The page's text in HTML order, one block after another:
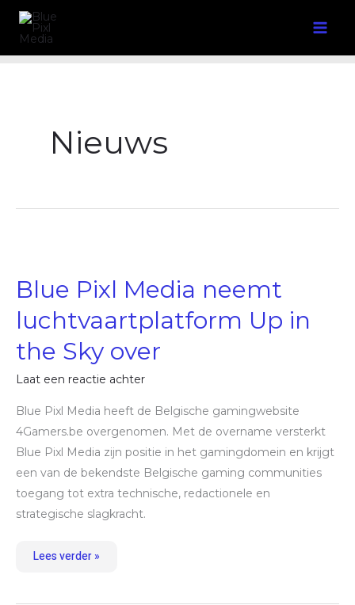
Nieuws
Blue Pixl Media neemt
luchtvaartplatform Up in
the Sky over
Laat een reactie achter
Blue Pixl Media heeft de Belgische gamingwebsite
4Gamers.be overgenomen. Met de overname versterkt
Blue Pixl Media zijn positie in het gamingdomein en krijgt
een van de bekendste Belgische gaming communities
toegang tot extra technische, redactionele en
strategische slagkracht.
luchtvaartplatform
Up
the
Sky
Lees verder »